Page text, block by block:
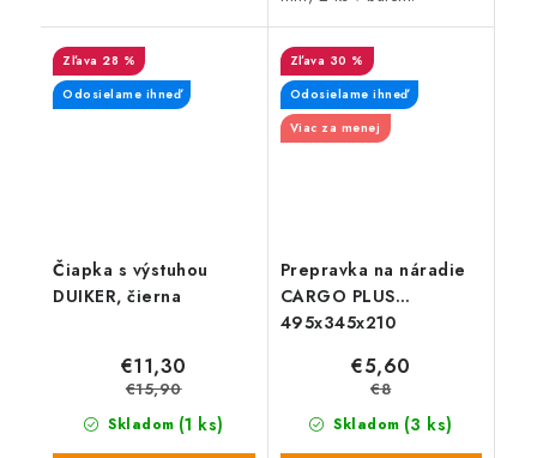
Čiapka s výstuhou
DUIKER, čierna
28 %
Odosielame ihneď
Skladom (1 ks)
€11,30
€15,90
Prepravka na náradie
CARGO PLUS
495x345x210
30 %
Odosielame ihneď
Viac za menej
Skladom (3 ks)
€5,60
€8